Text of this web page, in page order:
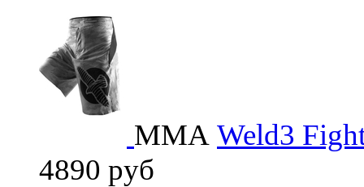
ММА Weld3
4890 руб